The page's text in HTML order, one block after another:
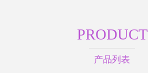
PRODUCT
产品列表